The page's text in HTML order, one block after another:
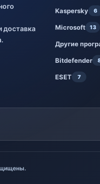
доставка
Kaspersky 6
Microsoft 13
Другие
Bitdefender
ESET 7